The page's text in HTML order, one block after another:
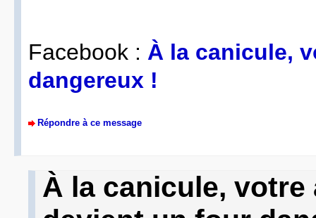
Facebook : À la canicule,
dangereux !
Répondre à ce message
À la canicule, votre